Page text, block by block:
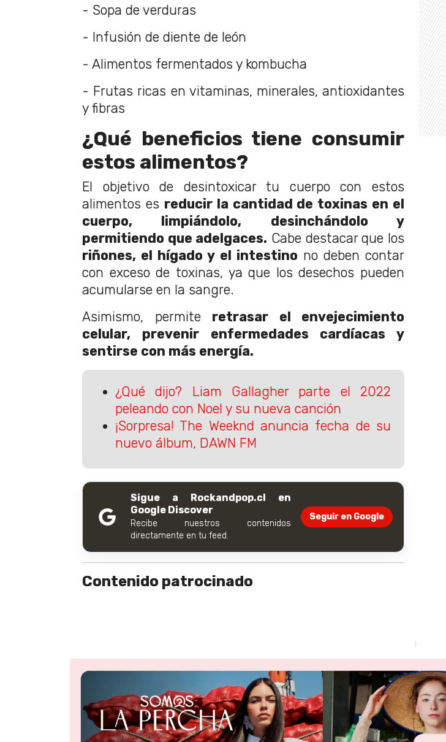
- Sopa de verduras
- Infusión de diente de león
- Alimentos fermentados y kombucha
- Frutas ricas en vitaminas, minerales, antioxidantes
y fibras
¿Qué beneficios tiene consumir
estos alimentos?
El objetivo de desintoxicar tu cuerpo con estos
alimentos es reducir la cantidad de toxinas en el
cuerpo, limpiándolo, desinchándolo y
permitiendo que adelgaces. Cabe destacar que los
riñones, el hígado y el intestino no deben contar
con exceso de toxinas, ya que los desechos pueden
acumularse en la sangre.
Asimismo, permite retrasar el envejecimiento
celular, prevenir enfermedades cardíacas y
sentirse con más energía.
¿Qué dijo? Liam Gallagher parte el 2022
peleando con Noel y su nueva canción
¡Sorpresa! The Weeknd anuncia fecha de su
nuevo álbum, DAWN FM
Sigue a Rockandpop.cl en
Google Discover
Recibe nuestros contenidos
directamente en tu feed.
Seguir en Google
Contenido patrocinado